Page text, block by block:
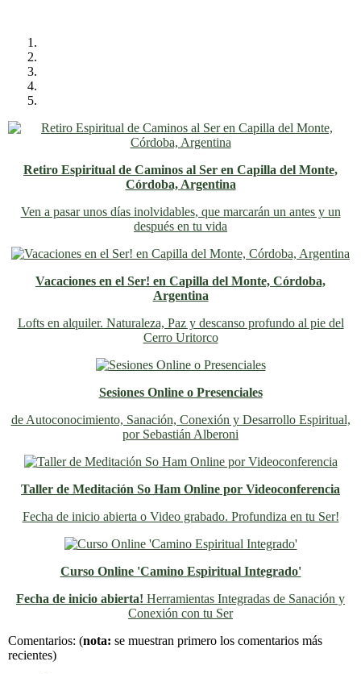
Retiro Espiritual de Caminos al Ser en Capilla del Monte,
Córdoba, Argentina
Ven a pasar unos días inolvidables, que marcarán un antes y un
después en tu vida
Vacaciones en el Ser! en Capilla del Monte, Córdoba,
Argentina
Lofts en alquiler. Naturaleza, Paz y descanso profundo al pie del
Cerro Uritorco
Sesiones Online o Presenciales
de Autoconocimiento, Sanación, Conexión y Desarrollo Espiritual,
por Sebastián Alberoni
Taller de Meditación So Ham Online por Videoconferencia
Fecha de inicio abierta o Video grabado. Profundiza en tu Ser!
Curso Online 'Camino Espiritual Integrado'
Fecha de inicio abierta! Herramientas Integradas de Sanación y
Conexión con tu Ser
Previo
Siguiente
Comentarios: (nota: se muestran primero los comentarios más
recientes)